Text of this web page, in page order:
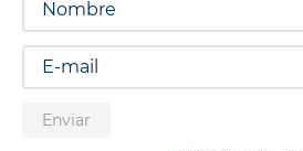
Enviar
10. alexa echo dot 5